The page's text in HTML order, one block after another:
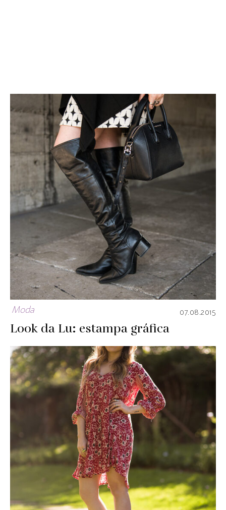
Moda 07.08.2015
Look da Lu: estampa gráfica